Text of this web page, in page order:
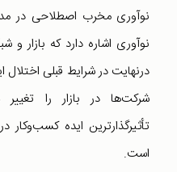
نوآوری مخرب اصطلاحی در
نوآوری اشاره دارد که بازار
درنهایت در شرایط قبلی
شرکت‌ها در بازار را
تأثیرگذارترین ایده
است.